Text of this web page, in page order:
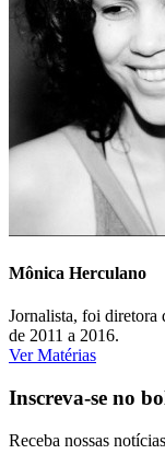
Mônica Herculano
Jornalista, foi diretora
de 2011 a 2016.
Ver Matérias
Inscreva-se no
Receba nossas